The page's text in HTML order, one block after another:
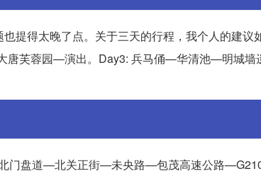
也提得太晚了点。关于三天的行程，我个人的建
芙蓉园—演出。Day3: 兵马俑—华清池—明城墙
门盘道—北关正街—未央路—包茂高速公路